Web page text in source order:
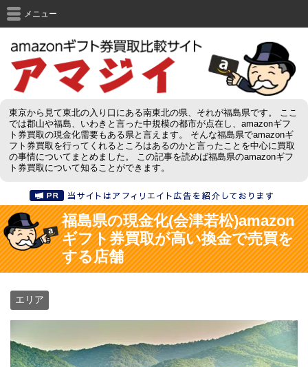
東京から見て東北の入り口にある南東北の県、それが福島県です。 ここ
では郡山や福島、いわきと言った中規模の都市が点在し、amazonギフ
ト券買取の現金化需要もある県と言えます。 そんな福島県でamazonギ
フト券買取を行ってくれるところはあるのかと言ったことを中心に買取
の事情についてまとめました。 この記事を読めば福島県のamazonギフ
ト券買取について知ることができます。
メニュー
福島県の現金化(会津若松)amazon
ギフト券買取が高い換金で売買を
する店舗
エリア